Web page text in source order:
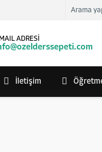
ADRESİ
İletişim